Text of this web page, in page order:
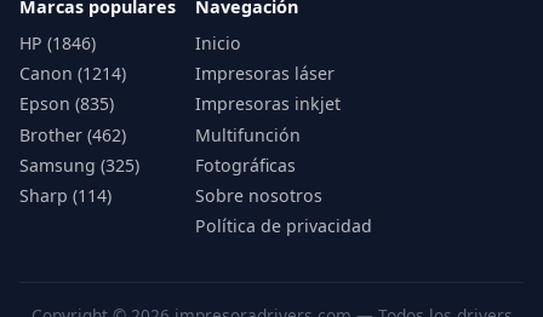
Marcas populares
HP (1846)
Canon (1214)
Epson (835)
Brother (462)
Samsung (325)
Sharp (114)
Navegación
Inicio
Impresoras láser
Impresoras inkjet
Multifunción
Fotográficas
Sobre nosotros
Política de privacidad